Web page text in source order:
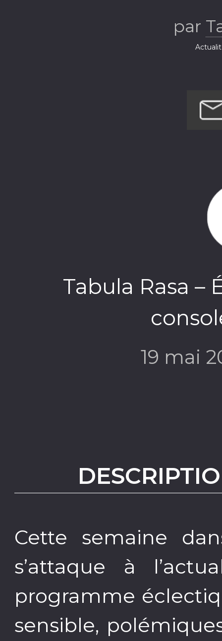
par
Tabula Rasa –
19 mai
Cette semaine
s’attaque à
programme
sensible,